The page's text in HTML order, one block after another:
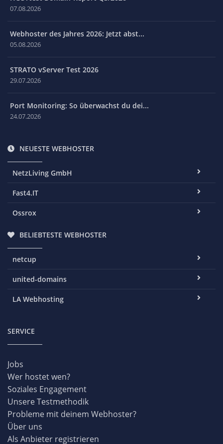
07.08.2026
Webhoster des Jahres 2026: Jetzt abst...
05.08.2026
STRATO vServer Test 2026
29.07.2026
Port Monitoring: So überwachst du dei...
24.07.2026
NEUESTE WEBHOSTER
NetzLiving GmbH
Fast4.IT
Ossrox
BELIEBTESTE WEBHOSTER
netcup
united-domains
LA Webhosting
SERVICE
Jobs
Wer hostet wen?
Soziales Engagement
Unsere Testmethodik
Probleme mit deinem Webhoster?
Über uns
Als Anbieter registrieren